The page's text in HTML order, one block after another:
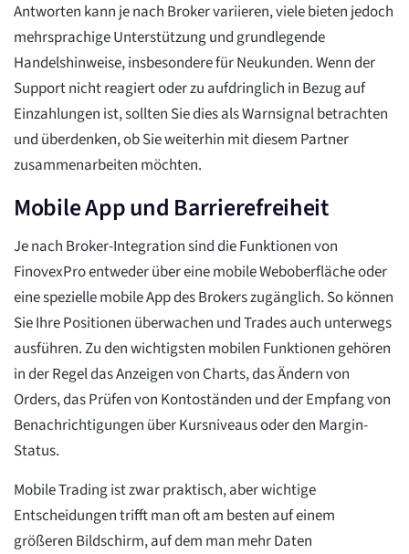
Antworten kann je nach Broker variieren, viele bieten jedoch
mehrsprachige Unterstützung und grundlegende
Handelshinweise, insbesondere für Neukunden. Wenn der
Support nicht reagiert oder zu aufdringlich in Bezug auf
Einzahlungen ist, sollten Sie dies als Warnsignal betrachten
und überdenken, ob Sie weiterhin mit diesem Partner
zusammenarbeiten möchten.
Mobile App und Barrierefreiheit
Je nach Broker-Integration sind die Funktionen von
FinovexPro entweder über eine mobile Weboberfläche oder
eine spezielle mobile App des Brokers zugänglich. So können
Sie Ihre Positionen überwachen und Trades auch unterwegs
ausführen. Zu den wichtigsten mobilen Funktionen gehören
in der Regel das Anzeigen von Charts, das Ändern von
Orders, das Prüfen von Kontoständen und der Empfang von
Benachrichtigungen über Kursniveaus oder den Margin-
Status.
Mobile Trading ist zwar praktisch, aber wichtige
Entscheidungen trifft man oft am besten auf einem
größeren Bildschirm, auf dem man mehr Daten